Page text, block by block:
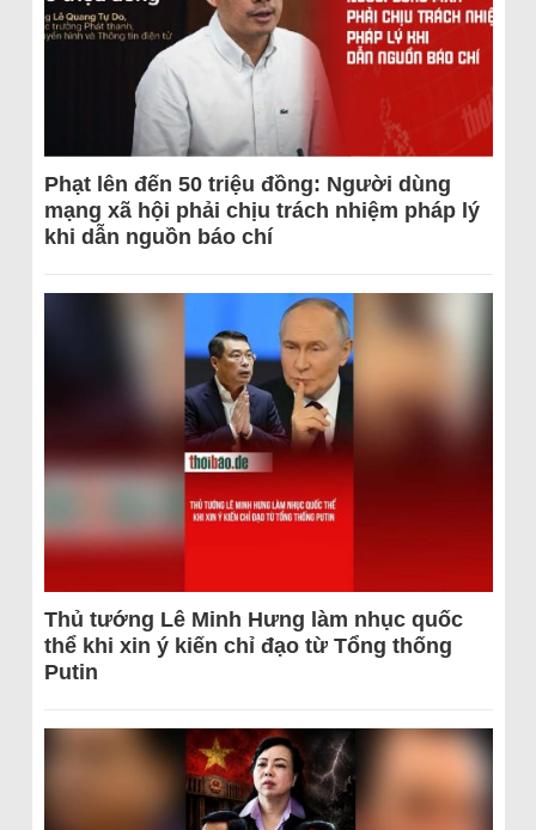
Phạt lên đến 50 triệu đồng: Người dùng
mạng xã hội phải chịu trách nhiệm pháp lý
khi dẫn nguồn báo chí
Thủ tướng Lê Minh Hưng làm nhục quốc
thể khi xin ý kiến chỉ đạo từ Tổng thống
Putin